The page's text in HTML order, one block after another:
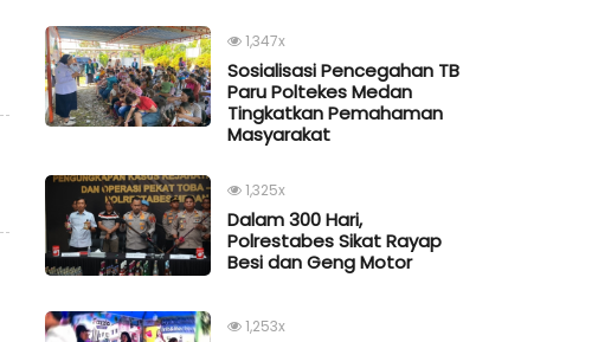
1,347x
Sosialisasi Pencegahan TB
Paru Poltekes Medan
Tingkatkan Pemahaman
Masyarakat
1,325x
Dalam 300 Hari,
Polrestabes Sikat Rayap
Besi dan Geng Motor
1,253x